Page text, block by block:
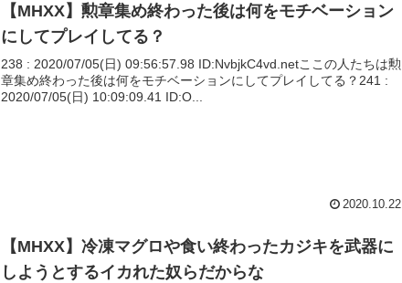
【MHXX】勲章集め終わった後は何をモチベーション
にしてプレイしてる？
238 : 2020/07/05(日) 09:56:57.98 ID:NvbjkC4vd.netここの人たちは勲
章集め終わった後は何をモチベーションにしてプレイしてる？241 :
2020/07/05(日) 10:09:09.41 ID:O...
2020.10.22
【MHXX】冷凍マグロや食い終わったカジキを武器に
しようとするイカれた奴らだからな